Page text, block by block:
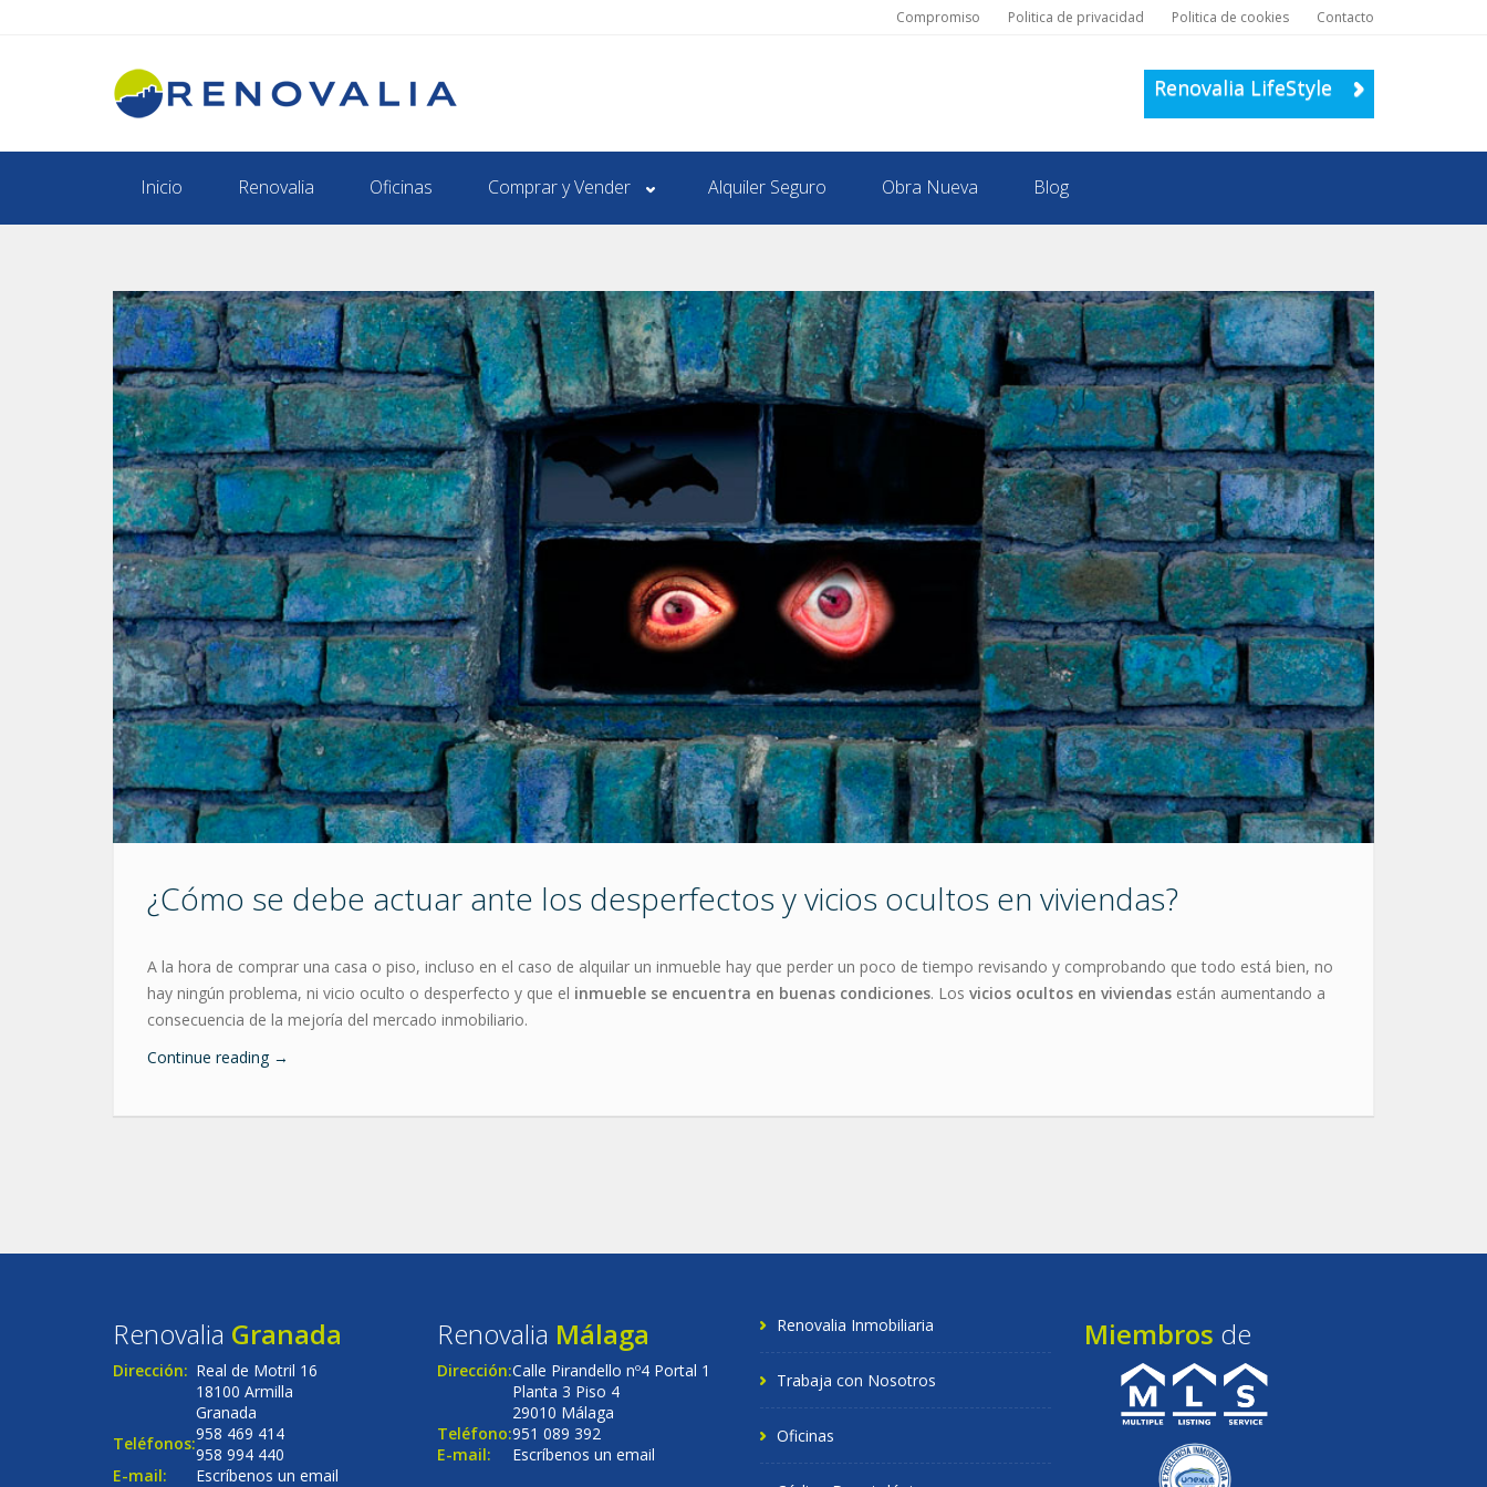
Compromiso Politica de privacidad Politica de cookies Contacto
Renovalia LifeStyle
Inicio Renovalia Oficinas Comprar y Vender Alquiler Seguro Obra Nueva Blog
¿Cómo se debe actuar ante los desperfectos y vicios ocultos en viviendas?
A la hora de comprar una casa o piso, incluso en el caso de alquilar un inmueble hay que perder un poco de tiempo revisando y comprobando que todo está bien, no
hay ningún problema, ni vicio oculto o desperfecto y que el inmueble se encuentra en buenas condiciones. Los vicios ocultos en viviendas están aumentando a
consecuencia de la mejoría del mercado inmobiliario.
Continue reading →
Renovalia Granada
Dirección: Real de Motril 16
18100 Armilla
Granada
Teléfonos:958 469 414
958 994 440
E-mail:
Escríbenos un email
Renovalia Málaga
Dirección:Calle Pirandello nº4 Portal 1
Planta 3 Piso 4
29010 Málaga
Teléfono:951 089 392
E-mail:
Escríbenos un email
Renovalia Inmobiliaria
Trabaja con Nosotros
Oficinas
Miembros de